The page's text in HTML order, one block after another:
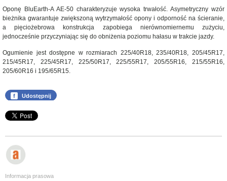
Oponę BluEarth-A AE-50 charakteryzuje wysoka trwałość. Asymetryczny wzór
bieżnika gwarantuje zwiększoną wytrzymałość opony i odporność na ścieranie,
a pięciożebrowa konstrukcja zapobiega nierównomiernemu zużyciu,
jednocześnie przyczyniając się do obniżenia poziomu hałasu w trakcie jazdy.
Ogumienie jest dostępne w rozmiarach 225/40R18, 235/40R18, 205/45R17,
215/45R17, 225/45R17, 225/50R17, 225/55R17, 205/55R16, 215/55R16,
205/60R16 i 195/65R15.
f Udostępnij
Informacja prasowa